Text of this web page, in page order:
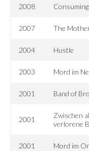
2008
2007 The
2004 Hustle
2003 Mord im
2001 Band of
2001
Zwischen
verlorene
2001 Mord im